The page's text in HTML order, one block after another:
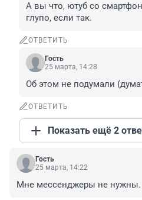
А вы что, ютуб со
глупо, если так.
ОТВЕТИТЬ
Гость
25 марта, 14:28
Об этом не подумали
ОТВЕТИТЬ
Показать ещё 2
Гость
25 марта, 14:22
Мне мессенджеры не нужны.